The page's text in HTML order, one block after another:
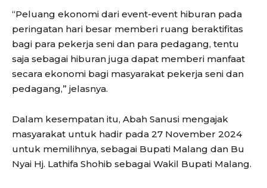
“Peluang ekonomi dari event-event hiburan pada
peringatan hari besar memberi ruang beraktifitas
bagi para pekerja seni dan para pedagang, tentu
saja sebagai hiburan juga dapat memberi manfaat
secara ekonomi bagi masyarakat pekerja seni dan
pedagang,” jelasnya.
Dalam kesempatan itu, Abah Sanusi mengajak
masyarakat untuk hadir pada 27 November 2024
untuk memilihnya, sebagai Bupati Malang dan Bu
Nyai Hj. Lathifa Shohib sebagai Wakil Bupati Malang.